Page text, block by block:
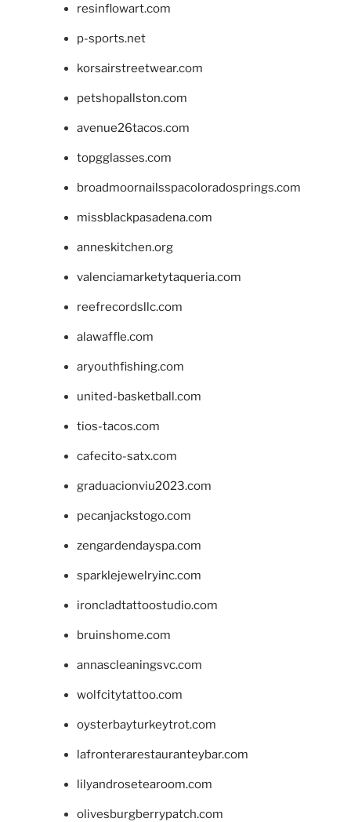
resinflowart.com
p-sports.net
korsairstreetwear.com
petshopallston.com
avenue26tacos.com
topgglasses.com
broadmoornailsspacoloradosprings.com
missblackpasadena.com
anneskitchen.org
valenciamarketytaqueria.com
reefrecordsllc.com
alawaffle.com
aryouthfishing.com
united-basketball.com
tios-tacos.com
cafecito-satx.com
graduacionviu2023.com
pecanjackstogo.com
zengardendayspa.com
sparklejewelryinc.com
ironcladtattoostudio.com
bruinshome.com
annascleaningsvc.com
wolfcitytattoo.com
oysterbayturkeytrot.com
lafronterarestauranteybar.com
lilyandrosetearoom.com
olivesburgberrypatch.com